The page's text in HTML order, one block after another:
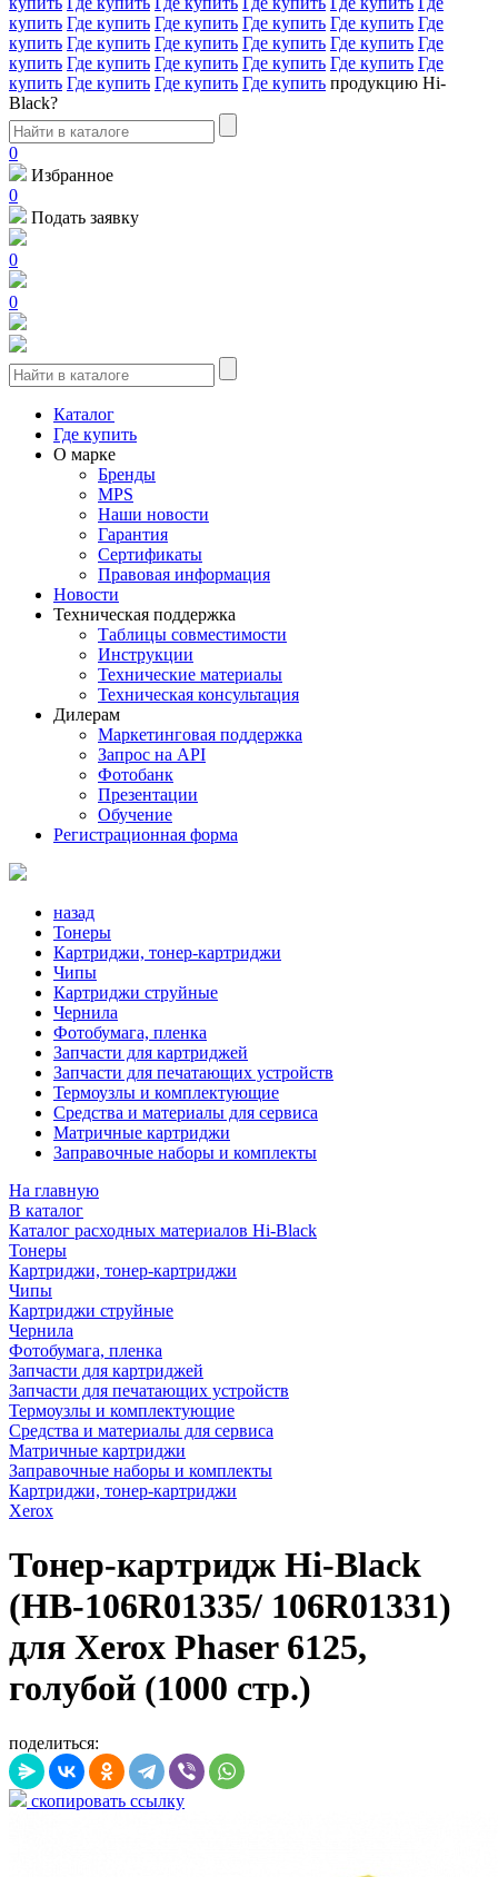
купить Где купить Где купить Где купить Где купить Где
купить Где купить Где купить Где купить Где купить Где
купить Где купить Где купить Где купить Где купить Где
купить Где купить Где купить Где купить продукцию Hi-
Black?
0
Избранное
0
Подать заявку
0
0
Каталог
Где купить
О марке
Бренды
MPS
Наши новости
Гарантия
Сертификаты
Правовая информация
Новости
Техническая поддержка
Таблицы совместимости
Инструкции
Технические материалы
Техническая консультация
Дилерам
Маркетинговая поддержка
Запрос на API
Фотобанк
Презентации
Обучение
Регистрационная форма
назад
Тонеры
Картриджи, тонер-картриджи
Чипы
Картриджи струйные
Чернила
Фотобумага, пленка
Запчасти для картриджей
Запчасти для печатающих устройств
Термоузлы и комплектующие
Средства и материалы для сервиса
Матричные картриджи
Заправочные наборы и комплекты
На главную
В каталог
Каталог расходных материалов Hi-Black
Тонеры
Картриджи, тонер-картриджи
Чипы
Картриджи струйные
Чернила
Фотобумага, пленка
Запчасти для картриджей
Запчасти для печатающих устройств
Термоузлы и комплектующие
Средства и материалы для сервиса
Матричные картриджи
Заправочные наборы и комплекты
Картриджи, тонер-картриджи
Xerox
Тонер-картридж Hi-Black
(HB-106R01335/ 106R01331)
для Xerox Phaser 6125,
голубой (1000 стр.)
поделиться:
скопировать ссылку